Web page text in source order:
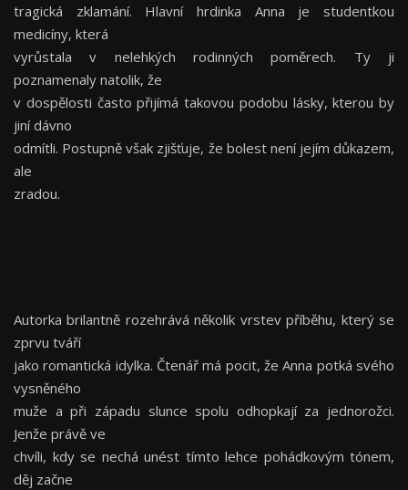
tragická zklamání. Hlavní hrdinka Anna je studentkou
medicíny, která
vyrůstala v nelehkých rodinných poměrech. Ty ji
poznamenaly natolik, že
v dospělosti často přijímá takovou podobu lásky, kterou by
jiní dávno
odmítli. Postupně však zjišťuje, že bolest není jejím důkazem,
ale
zradou.
Autorka brilantně rozehrává několik vrstev příběhu, který se
zprvu tváří
jako romantická idylka. Čtenář má pocit, že Anna potká svého
vysněného
muže a při západu slunce spolu odhopkají za jednorožci.
Jenže právě ve
chvíli, kdy se nechá unést tímto lehce pohádkovým tónem,
děj začne